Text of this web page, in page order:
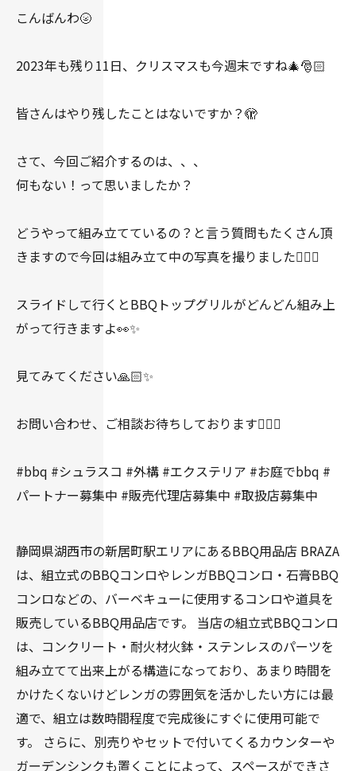
こんばんわ🌝
2023年も残り11日、クリスマスも今週末ですね🎄🎅🏻
皆さんはやり残したことはないですか？🫣
さて、今回ご紹介するのは、、、
何もない！って思いましたか？
どうやって組み立てているの？と言う質問もたくさん頂
きますので今回は組み立て中の写真を撮りました👍🏻✨
スライドして行くとBBQトップグリルがどんどん組み上
がって行きますよ👀✨
見てみてください🙏🏻✨
お問い合わせ、ご相談お待ちしております👍🏻✨
#bbq #シュラスコ #外構 #エクステリア #お庭でbbq #
パートナー募集中 #販売代理店募集中 #取扱店募集中
静岡県湖西市の新居町駅エリアにあるBBQ用品店 BRAZA
は、組立式のBBQコンロやレンガBBQコンロ・石膏BBQ
コンロなどの、バーベキューに使用するコンロや道具を
販売しているBBQ用品店です。 当店の組立式BBQコンロ
は、コンクリート・耐火材火鉢・ステンレスのパーツを
組み立てて出来上がる構造になっており、あまり時間を
かけたくないけどレンガの雰囲気を活かしたい方には最
適で、組立は数時間程度で完成後にすぐに使用可能で
す。 さらに、別売りやセットで付いてくるカウンターや
ガーデンシンクも置くことによって、スペースができさ